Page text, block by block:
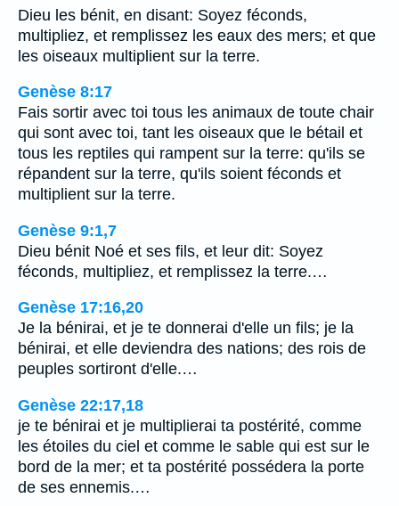
Dieu les bénit, en disant: Soyez féconds,
multipliez, et remplissez les eaux des mers; et que
les oiseaux multiplient sur la terre.
Genèse 8:17
Fais sortir avec toi tous les animaux de toute chair
qui sont avec toi, tant les oiseaux que le bétail et
tous les reptiles qui rampent sur la terre: qu'ils se
répandent sur la terre, qu'ils soient féconds et
multiplient sur la terre.
Genèse 9:1,7
Dieu bénit Noé et ses fils, et leur dit: Soyez
féconds, multipliez, et remplissez la terre.…
Genèse 17:16,20
Je la bénirai, et je te donnerai d'elle un fils; je la
bénirai, et elle deviendra des nations; des rois de
peuples sortiront d'elle.…
Genèse 22:17,18
je te bénirai et je multiplierai ta postérité, comme
les étoiles du ciel et comme le sable qui est sur le
bord de la mer; et ta postérité possédera la porte
de ses ennemis.…